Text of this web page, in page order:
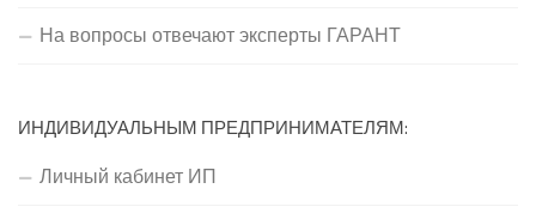
На вопросы отвечают эксперты ГАРАНТ
ИНДИВИДУАЛЬНЫМ ПРЕДПРИНИМАТЕЛЯМ:
Личный кабинет ИП